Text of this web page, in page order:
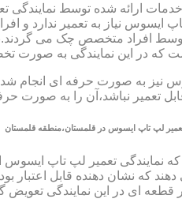
خدمات ارائه شده توسط
ایسوس نیاز به تعمیر ندارد و
افراد متخصص چک می
که در این نمایندگی به
نیز به صورت حرفه ای انجام
تعمیر نباشد،آن را به صورت
تعمیر لپ تاپ ایسوس در قلمستان،منطقه قلمستان
که نشان دهنده قابل
قطعه ای در این نمایندگی